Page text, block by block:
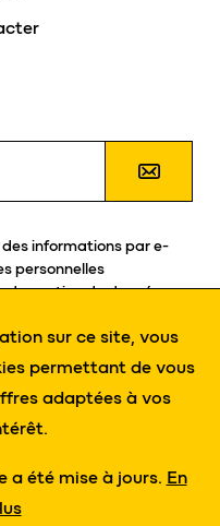
des informations par e-
personnelles
gestion de données.
13 - 4140 Sprimont
réservés
sur ce site, vous
permettant de vous
adaptées à vos
a été mise à jours. En